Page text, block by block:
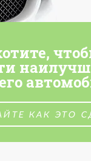
КАК ЭТО